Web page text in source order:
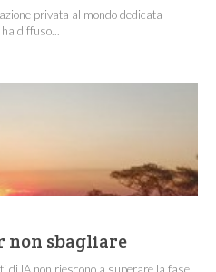
privata al mondo dedicata
diffuso...
non sbagliare